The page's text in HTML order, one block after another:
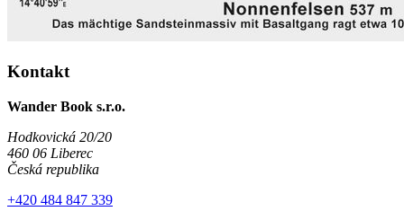
Kontakt
Wander Book s.r.o.
Hodkovická 20/20
460 06 Liberec
Česká republika
+420 484 847 339